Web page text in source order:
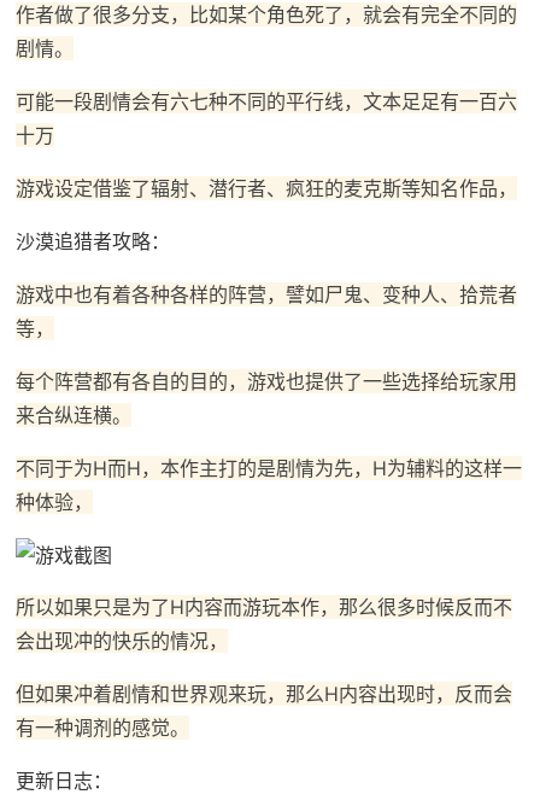
作者做了很多分支，比如某个角色死了，就会有完全不同的
剧情。
可能一段剧情会有六七种不同的平行线，文本足足有一百六
十万
游戏设定借鉴了辐射、潜行者、疯狂的麦克斯等知名作品，
沙漠追猎者攻略：
游戏中也有着各种各样的阵营，譬如尸鬼、变种人、拾荒者
等，
每个阵营都有各自的目的，游戏也提供了一些选择给玩家用
来合纵连横。
不同于为H而H，本作主打的是剧情为先，H为辅料的这样一
种体验，
所以如果只是为了H内容而游玩本作，那么很多时候反而不
会出现冲的快乐的情况，
但如果冲着剧情和世界观来玩，那么H内容出现时，反而会
有一种调剂的感觉。
更新日志：